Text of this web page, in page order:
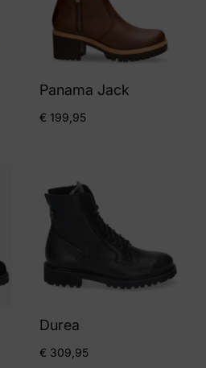
Panama Jack
€ 199,95
Durea
€ 309,95